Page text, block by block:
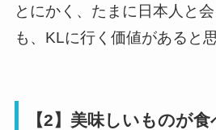
とにかく、たまに日本人と
も、KLに行く価値があると
【2】美味しいものが